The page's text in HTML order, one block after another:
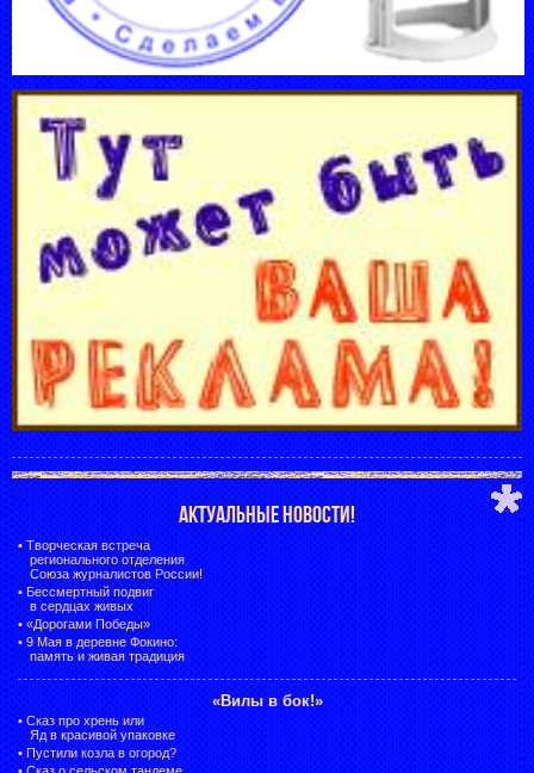
АКТУАЛЬНЫЕ НОВОСТИ!
• Творческая встреча
регионального отделения
Союза журналистов России!
• Бессмертный подвиг
в сердцах живых
• «Дорогами Победы»
• 9 Мая в деревне Фокино:
память и живая традиция
«Вилы в бок!»
• Сказ про хрень или
Яд в красивой упаковке
• Пустили козла в огород?